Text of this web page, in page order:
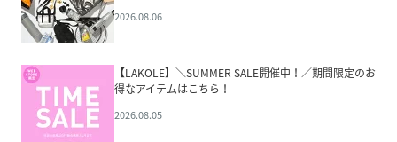
2026.08.06
【LAKOLE】＼SUMMER SALE開催中！／期間限定のお
得なアイテムはこちら！
2026.08.05